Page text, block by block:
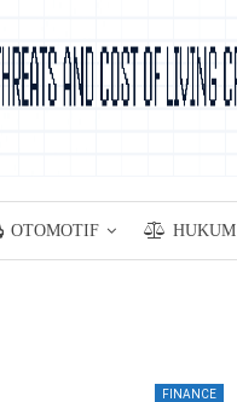
OTOMOTIF HUKUM
FINANCE